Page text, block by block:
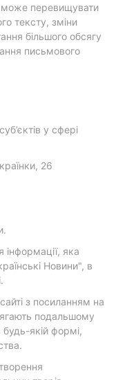
може перевищувати
тексту, зміни
більшого обсягу
письмового
у сфері
26
яка
Новини", в
з посиланням на
подальшому
якій формі,